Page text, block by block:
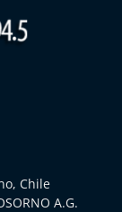
Chile
A.G.